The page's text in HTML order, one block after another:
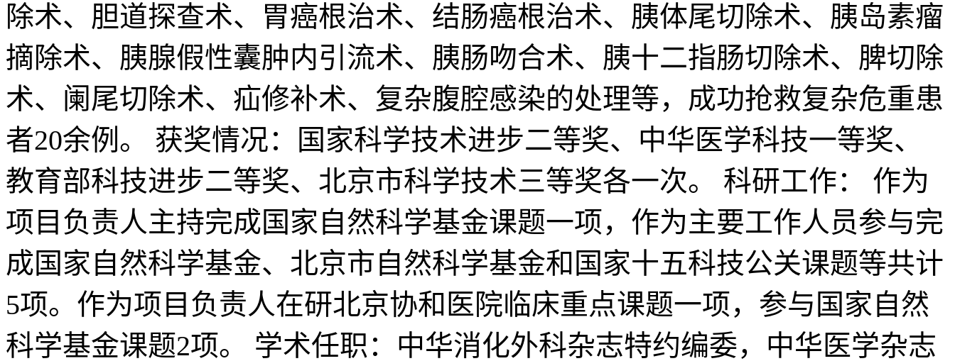
除术、胆道探查术、胃癌根治术、结肠癌根治术、胰体尾切除术、胰岛素瘤
摘除术、胰腺假性囊肿内引流术、胰肠吻合术、胰十二指肠切除术、脾切除
术、阑尾切除术、疝修补术、复杂腹腔感染的处理等，成功抢救复杂危重患
者20余例。 获奖情况：国家科学技术进步二等奖、中华医学科技一等奖、
教育部科技进步二等奖、北京市科学技术三等奖各一次。 科研工作： 作为
项目负责人主持完成国家自然科学基金课题一项，作为主要工作人员参与完
成国家自然科学基金、北京市自然科学基金和国家十五科技公关课题等共计
5项。作为项目负责人在研北京协和医院临床重点课题一项，参与国家自然
科学基金课题2项。 学术任职：中华消化外科杂志特约编委，中华医学杂志